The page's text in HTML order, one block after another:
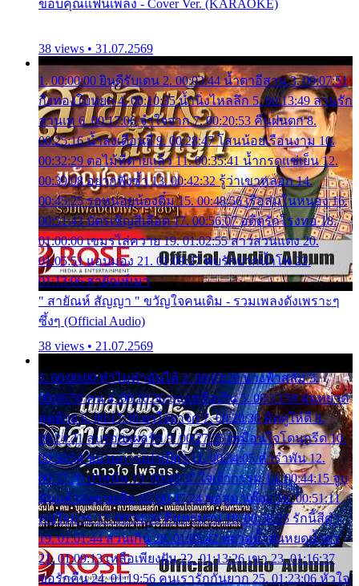
ขอบคุณแฟนเพลง - Cover Ver. (KARAOKE)
38 views • 31.07.2569
1. 00:00:00 ยินดีรับเดน 2. 00:03:44 น้ำตาอีสาน 3. 00:07:51
กิ่งทองใบหยก 4. 00:10:35 น้ำนิ่งไหลลึก 5. 00:13:49 ลานรัก
ลานเท 6. 00:17:06 จำใจจาก 7. 00:20:53 คืนฝนตก 8.
00:25:16 น้ำลงเดือนยี่ 9. 00:28:47 โสนน้อยเรือนงาม 10.
00:32:29 ตอไม้ที่ตายแล้ว 11. 00:35:41 น้ำกรดแช่เย็น 12.
00:39:08 อยากฟังซ้ำ 13. 00:42:32 รู้ว่าเขาหลอก 14.
00:45:25 รอหน่อยน้องติ๋ม 15. 00:48:56 เรือล่มในหนอง 16.
00:51:43 บัตรเชิญสีเลือด 17. 00:56:07 อดีตรักโรงทอ 18.
01:00:00 เขมรไล่ควาย 19. 01:02:55 สาวสวนแตง 20.
01:05:51 แอบมอง 21. 01:09:27 พบรักปากน้ำโพ 22.
01:13:06 สายัณห์เมา
" สายัณห์ สัญญา " ขวัญใจคนเดิม - รวมเพลงดังเพราะๆ
ซึ้งๆ (Official Audio)
38 views • 21.07.2569
1. 00:00:00 ทำไมทำฉันได้ 2. 00:03:20 นางฟ้าสลัม 3.
00:06:50 คน 4. 00:10:36 บุญเหลือเกิน 5. 00:13:58 ฝนหยาด
สุดท้าย 6. 00:17:30 ยาใจยาจก 7. 00:20:30 คิดดูให้ดี 8.
00:24:21 ลบรอยแผลรัก 9. 00:27:35 เหมือนใจโดนกรีด 10.
00:30:54 ขบวนการเปาเปียว 11. 00:34:05 คำรำพัน 12.
00:37:20 ปาหนัน 13. 00:40:37 ใจเจ้ากรรม 14. 00:44:15 จูบ
ฉันแล้วจงตายเสีย 15. 00:47:24 ขอสูมาเต๊อะ 16. 00:51:11
คนใจมาร 17. 00:54:50 คืนทรมาน 18. 00:58:25 รักนี้สีดำ
19. 01:01:44 ส่วนเกิน 20. 01:05:42 หยาดน้ำฝนหยดน้ำตา
21. 01:09:13 เหลือเพียงฝัน 22. 01:13:26 เขา 23. 01:16:37
ขอรักคืน 24. 01:19:56 คนเรารักกันยาก 25. 01:23:06 หัวใจ